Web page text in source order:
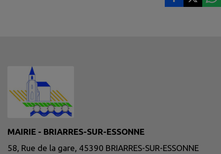
MAIRIE - BRIARRES-SUR-ESSONNE
58, Rue de la gare, 45390 BRIARRES-SUR-ESSONNE